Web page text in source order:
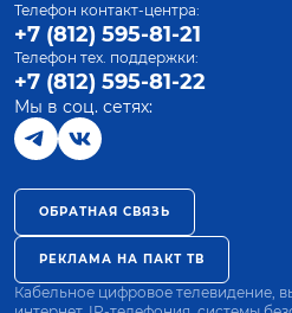
Телефон контакт-центра:
+7 (812) 595-81-21
Телефон тех. поддержки:
+7 (812) 595-81-22
Мы в соц. сетях:
ОБРАТНАЯ СВЯЗЬ
РЕКЛАМА НА ПАКТ ТВ
Кабельное цифровое телевидение,